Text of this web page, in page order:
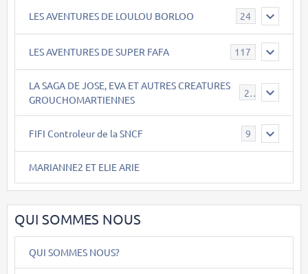
LES AVENTURES DE LOULOU BORLOO 24
LES AVENTURES DE SUPER FAFA 117
LA SAGA DE JOSE, EVA ET AUTRES CREATURES
GROUCHOMARTIENNES
26
FIFI Controleur de la SNCF 9
MARIANNE2 ET ELIE ARIE
QUI SOMMES NOUS
QUI SOMMES NOUS?